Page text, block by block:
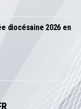
diocésaine 2026 en